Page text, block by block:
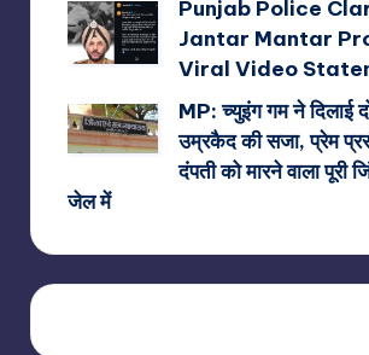
Punjab Police
Jantar Mantar
Viral Video
MP: च्युइंग गम ने दिलाई
उम्रकैद की सजा, प्रेम
दंपती को मारने वाला पूरी
जेल में